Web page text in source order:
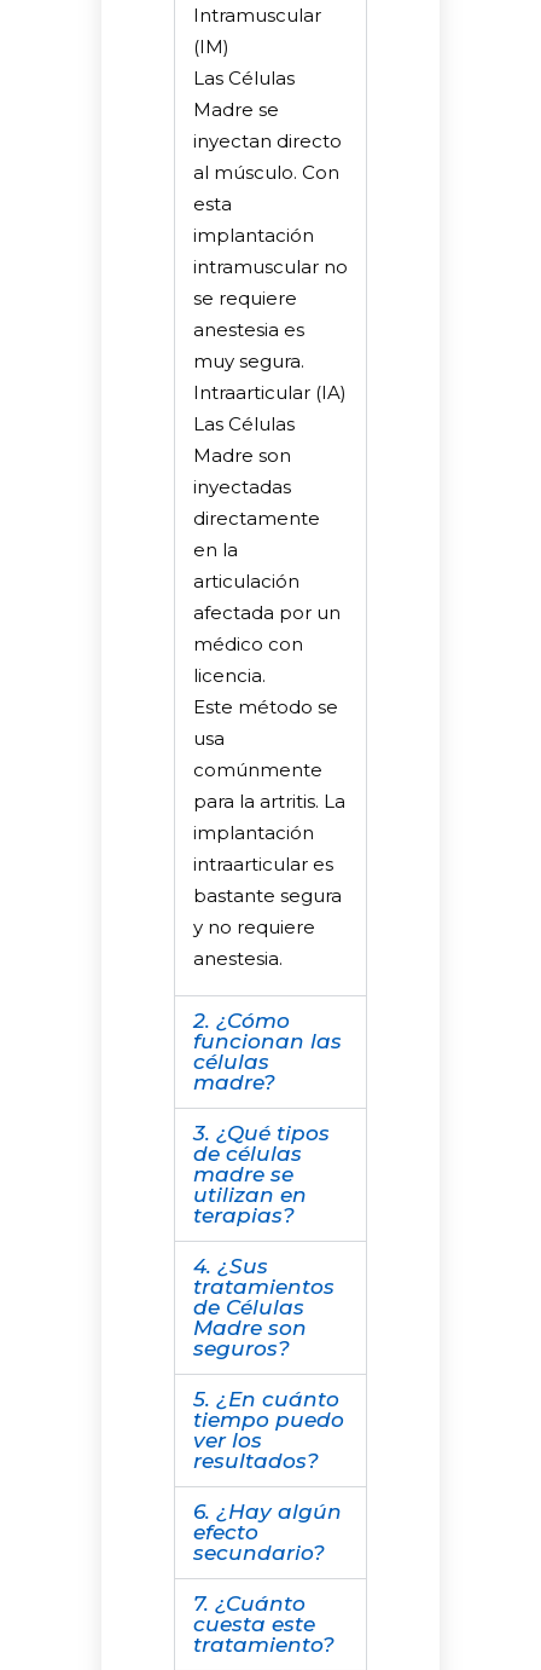
Intramuscular
(IM)
Las Células
Madre se
inyectan directo
al músculo. Con
esta
implantación
intramuscular no
se requiere
anestesia es
muy segura.
Intraarticular (IA)
Las Células
Madre son
inyectadas
directamente
en la
articulación
afectada por un
médico con
licencia.
Este método se
usa
comúnmente
para la artritis. La
implantación
intraarticular es
bastante segura
y no requiere
anestesia.
2. ¿Cómo
funcionan las
células
madre?
3. ¿Qué tipos
de células
madre se
utilizan en
terapias?
4. ¿Sus
tratamientos
de Células
Madre son
seguros?
5. ¿En cuánto
tiempo puedo
ver los
resultados?
6. ¿Hay algún
efecto
secundario?
7. ¿Cuánto
cuesta este
tratamiento?